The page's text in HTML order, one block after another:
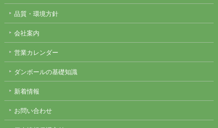
品質・環境方針
会社案内
営業カレンダー
ダンボールの基礎知識
新着情報
お問い合わせ